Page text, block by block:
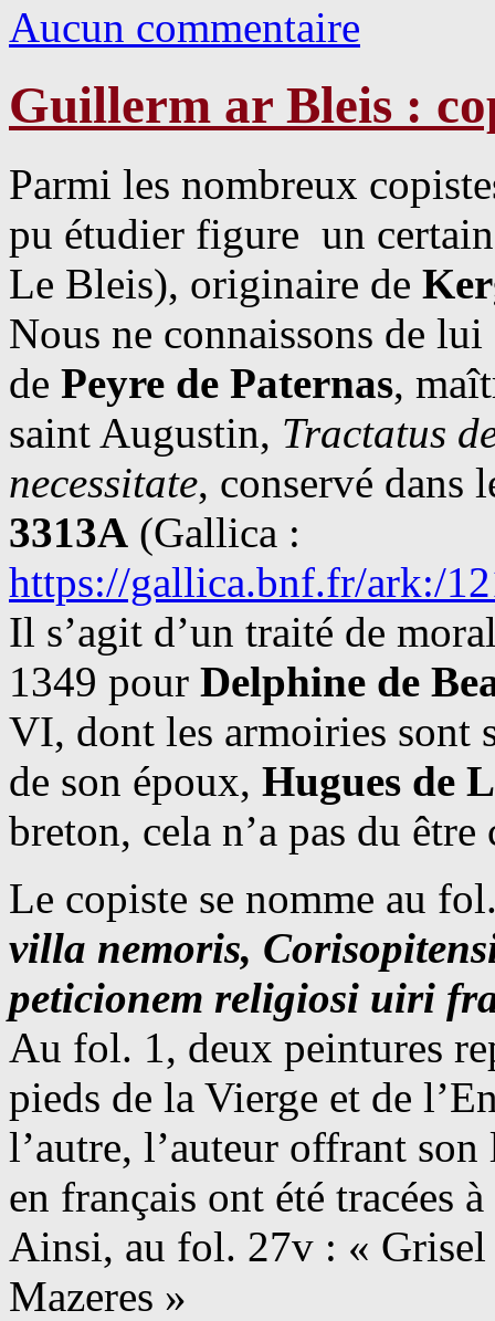
Aucun commentaire
Guillerm ar Bleis :
Parmi les nombreux
pu étudier figure un
Le Bleis), originaire de
Nous ne connaissons de
de Peyre de Paternas,
saint Augustin, Tractatus
necessitate, conservé dans
3313A (Gallica :
https://gallica.bnf.fr/ark:/
Il s’agit d’un traité de
1349 pour Delphine de
VI, dont les armoiries sont
de son époux, Hugues de
breton, cela n’a pas du
Le copiste se nomme au
villa nemoris,
peticionem religiosi uiri
Au fol. 1, deux peintures
pieds de la Vierge et de
l’autre, l’auteur offrant
en français ont été tracées
Ainsi, au fol. 27v : «
Mazeres »